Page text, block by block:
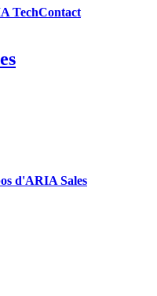
TechContact
d'ARIA Sales